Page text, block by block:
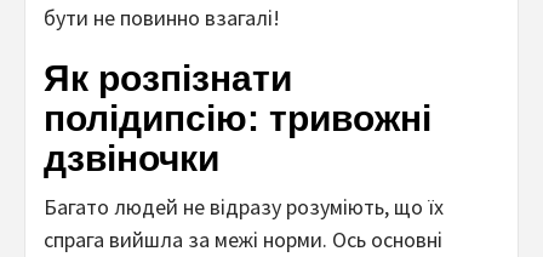
бути не повинно взагалі!
Як розпізнати
полідипсію: тривожні
дзвіночки
Багато людей не відразу розуміють, що їх
спрага вийшла за межі норми. Ось основні